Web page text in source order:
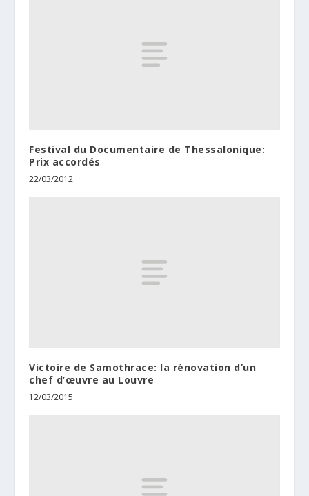
Festival du Documentaire de Thessalonique:
Prix accordés
22/03/2012
Victoire de Samothrace: la rénovation d’un
chef d’œuvre au Louvre
12/03/2015